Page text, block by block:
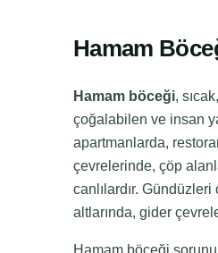
Hamam
Hamam böceği,
çoğalabilen ve insan
apartmanlarda,
çevrelerinde, çöp
canlılardır.
altlarında, gider
Hamam böceği